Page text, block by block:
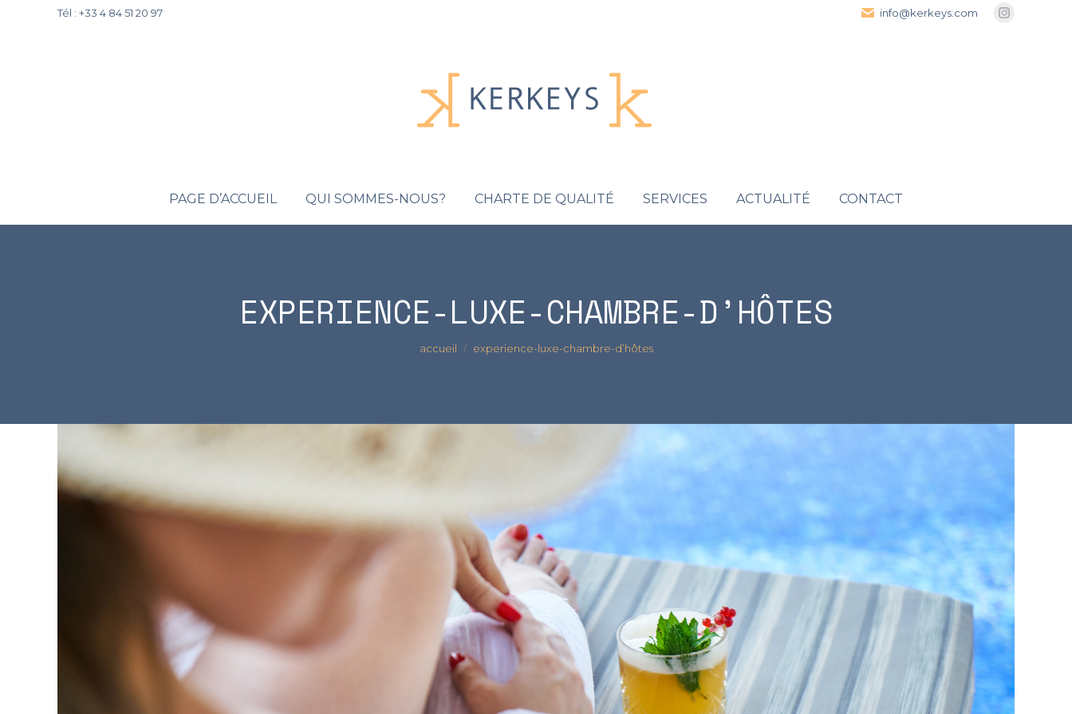
Tél : +33 4 84 51 20 97 info@kerkeys.com
Instagram
PAGE D’ACCUEIL QUI SOMMES-NOUS? CHARTE DE QUALITÉ SERVICES ACTUALITÉ CONTACT
EXPERIENCE-LUXE-CHAMBRE-D’HÔTES
Vous êtes ici :
accueil experience-luxe-chambre-d’hôtes